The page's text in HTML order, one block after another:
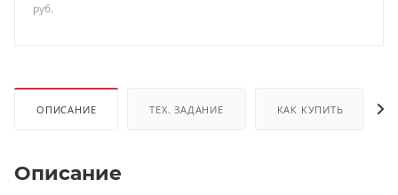
руб.
ОПИСАНИЕ ТЕХ. ЗАДАНИЕ КАК КУПИТЬ
Описание